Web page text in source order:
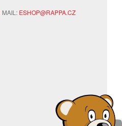
MAIL: ESHOP@RAPPA.CZ